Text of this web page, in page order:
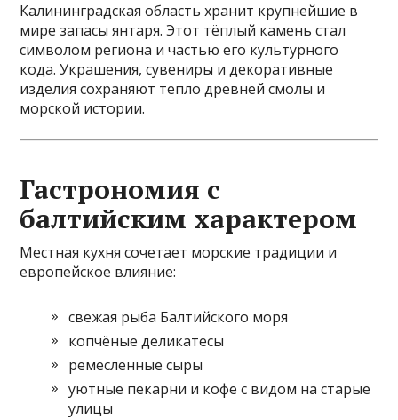
Калининградская область хранит крупнейшие в
мире запасы янтаря. Этот тёплый камень стал
символом региона и частью его культурного
кода. Украшения, сувениры и декоративные
изделия сохраняют тепло древней смолы и
морской истории.
Гастрономия с
балтийским характером
Местная кухня сочетает морские традиции и
европейское влияние:
свежая рыба Балтийского моря
копчёные деликатесы
ремесленные сыры
уютные пекарни и кофе с видом на старые
улицы